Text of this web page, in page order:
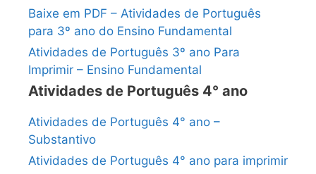
Baixe em PDF – Atividades de Português
para 3º ano do Ensino Fundamental
Atividades de Português 3º ano Para
Imprimir – Ensino Fundamental
Atividades de Português 4° ano
Atividades de Português 4° ano –
Substantivo
Atividades de Português 4° ano para imprimir